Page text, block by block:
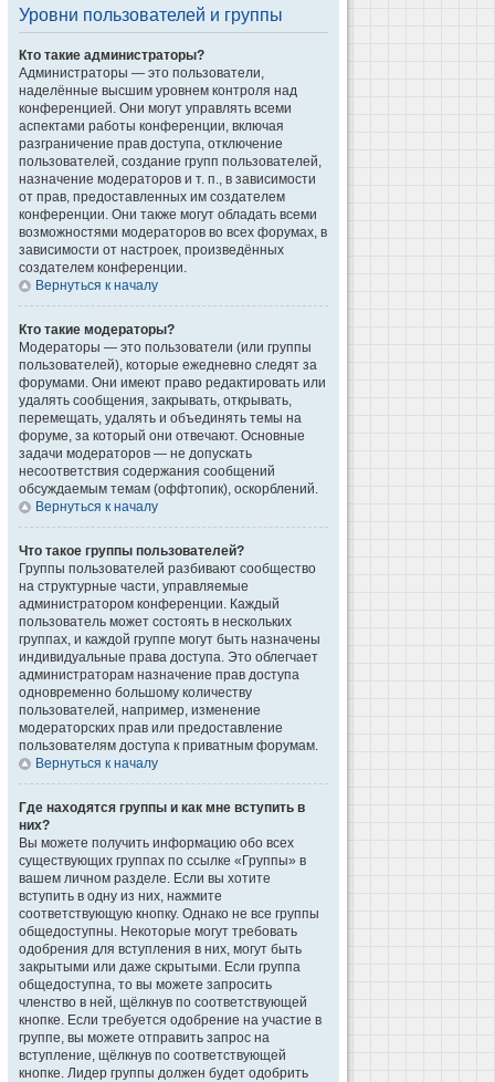
Уровни пользователей и группы
Кто такие администраторы?
Администраторы — это пользователи,
наделённые высшим уровнем контроля над
конференцией. Они могут управлять всеми
аспектами работы конференции, включая
разграничение прав доступа, отключение
пользователей, создание групп пользователей,
назначение модераторов и т. п., в зависимости
от прав, предоставленных им создателем
конференции. Они также могут обладать всеми
возможностями модераторов во всех форумах, в
зависимости от настроек, произведённых
создателем конференции.
Вернуться к началу
Кто такие модераторы?
Модераторы — это пользователи (или группы
пользователей), которые ежедневно следят за
форумами. Они имеют право редактировать или
удалять сообщения, закрывать, открывать,
перемещать, удалять и объединять темы на
форуме, за который они отвечают. Основные
задачи модераторов — не допускать
несоответствия содержания сообщений
обсуждаемым темам (оффтопик), оскорблений.
Вернуться к началу
Что такое группы пользователей?
Группы пользователей разбивают сообщество
на структурные части, управляемые
администратором конференции. Каждый
пользователь может состоять в нескольких
группах, и каждой группе могут быть назначены
индивидуальные права доступа. Это облегчает
администраторам назначение прав доступа
одновременно большому количеству
пользователей, например, изменение
модераторских прав или предоставление
пользователям доступа к приватным форумам.
Вернуться к началу
Где находятся группы и как мне вступить в
них?
Вы можете получить информацию обо всех
существующих группах по ссылке «Группы» в
вашем личном разделе. Если вы хотите
вступить в одну из них, нажмите
соответствующую кнопку. Однако не все группы
общедоступны. Некоторые могут требовать
одобрения для вступления в них, могут быть
закрытыми или даже скрытыми. Если группа
общедоступна, то вы можете запросить
членство в ней, щёлкнув по соответствующей
кнопке. Если требуется одобрение на участие в
группе, вы можете отправить запрос на
вступление, щёлкнув по соответствующей
кнопке. Лидер группы должен будет одобрить